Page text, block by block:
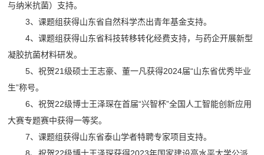
与纳米抗菌）支持。
3、课题组获得山东省自然科学杰出青年基金支持。
4、课题组获得山东省科技转移转化经费支持，与药企开展新型
凝胶抗菌材料研发。
5、祝贺21级硕士王志豪、董一凡获得2024届“山东省优秀毕业
生”称号。
6、祝贺22级博士王泽琛在首届“兴智杯”全国人工智能创新应用
大赛专题赛中获得一等奖。
7、课题组获得山东省泰山学者特聘专家项目 支持。